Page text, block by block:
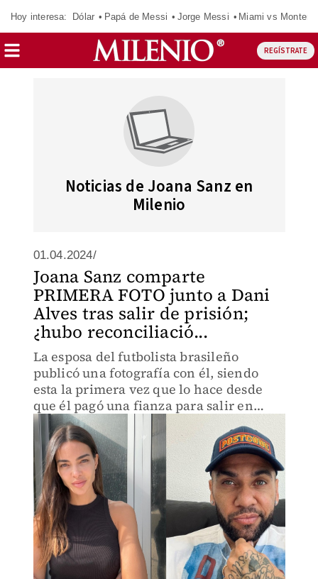
Hoy interesa: Dólar Papá de Messi Jorge Messi Miami vs
REGÍSTRATE
Noticias de Joana Sanz en
Milenio
01.04.2024/
Joana Sanz comparte
PRIMERA FOTO junto a Dani
Alves tras salir de prisión;
¿hubo reconciliació...
La esposa del futbolista brasileño
publicó una fotografía con él, siendo
esta la primera vez que lo hace desde
que él pagó una fianza para salir en
libertad condicional.